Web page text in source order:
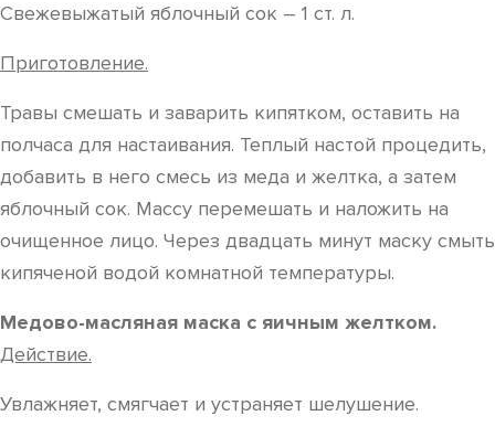
Свежевыжатый яблочный сок – 1 ст. л.
Приготовление.
Травы смешать и заварить кипятком, оставить на
полчаса для настаивания. Теплый настой процедить,
добавить в него смесь из меда и желтка, а затем
яблочный сок. Массу перемешать и наложить на
очищенное лицо. Через двадцать минут маску смыть
кипяченой водой комнатной температуры.
Медово-масляная маска с яичным желтком.
Действие.
Увлажняет, смягчает и устраняет шелушение.